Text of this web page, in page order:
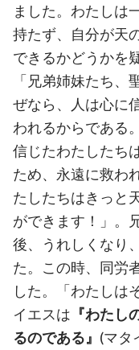
ました。わたしは
持たず、自分が天
できるかどうかを
「兄弟姉妹たち
ぜなら、人は心に
われるからである
信じたわたしたち
ため、永遠に救わ
たしたちはきっと
ができます！」。
後、うれしくなり
た。この時、同労
した。「わたしは
イエスは 『わた
るのである』 (マタ